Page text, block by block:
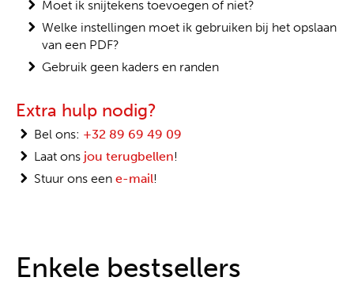
Moet ik snijtekens toevoegen of niet?
Welke instellingen moet ik gebruiken bij het opslaan
van een PDF?
Gebruik geen kaders en randen
Extra hulp nodig?
Bel ons: +32 89 69 49 09
Laat ons jou terugbellen!
Stuur ons een e-mail!
Enkele bestsellers